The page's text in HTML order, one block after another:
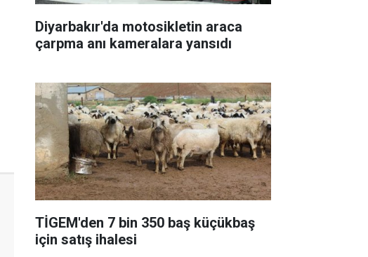
Diyarbakır'da motosikletin araca
çarpma anı kameralara yansıdı
TİGEM'den 7 bin 350 baş küçükbaş
için satış ihalesi